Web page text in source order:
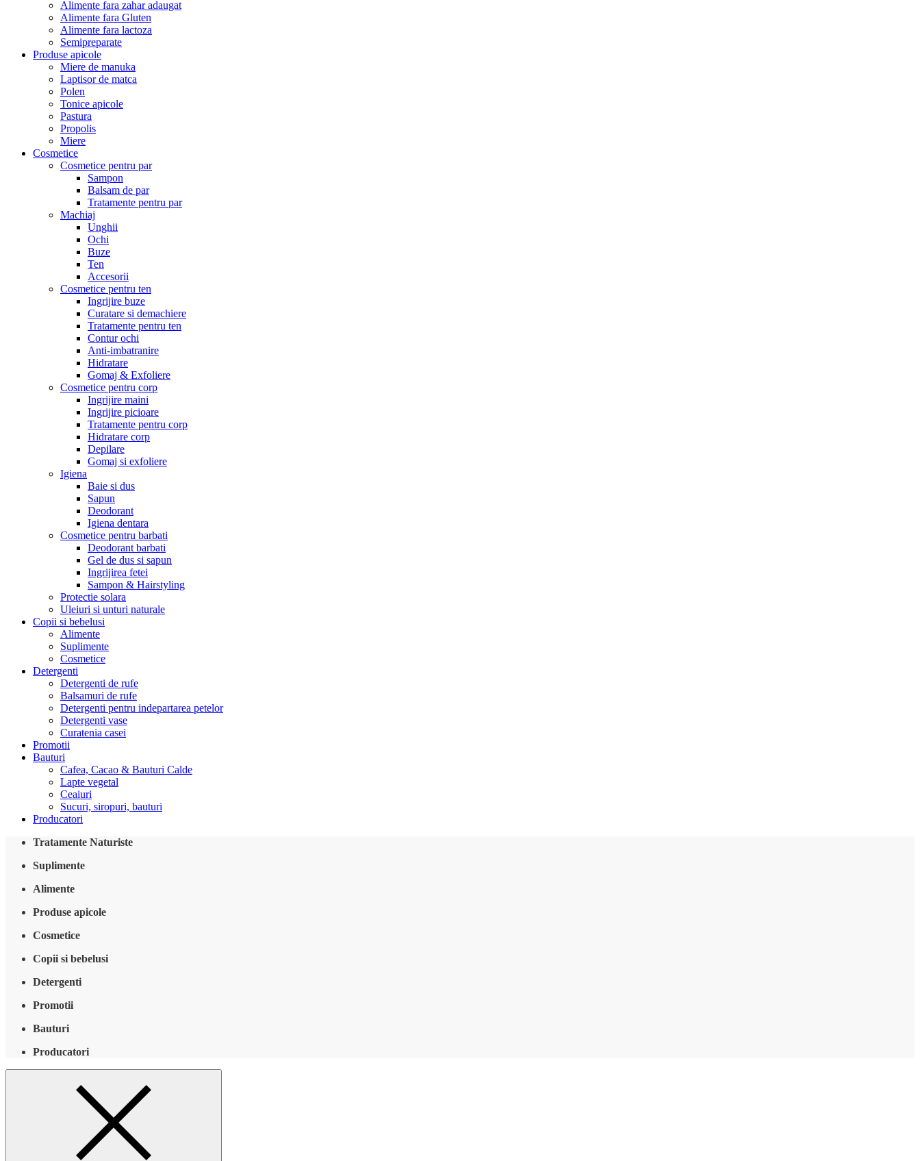
Alimente fara zahar adaugat
Alimente fara Gluten
Alimente fara lactoza
Semipreparate
Produse apicole
Miere de manuka
Laptisor de matca
Polen
Tonice apicole
Pastura
Propolis
Miere
Cosmetice
Cosmetice pentru par
Sampon
Balsam de par
Tratamente pentru par
Machiaj
Unghii
Ochi
Buze
Ten
Accesorii
Cosmetice pentru ten
Ingrijire buze
Curatare si demachiere
Tratamente pentru ten
Contur ochi
Anti-imbatranire
Hidratare
Gomaj & Exfoliere
Cosmetice pentru corp
Ingrijire maini
Ingrijire picioare
Tratamente pentru corp
Hidratare corp
Depilare
Gomaj si exfoliere
Igiena
Baie si dus
Sapun
Deodorant
Igiena dentara
Cosmetice pentru barbati
Deodorant barbati
Gel de dus si sapun
Ingrijirea fetei
Sampon & Hairstyling
Protectie solara
Uleiuri si unturi naturale
Copii si bebelusi
Alimente
Suplimente
Cosmetice
Detergenti
Detergenti de rufe
Balsamuri de rufe
Detergenti pentru indepartarea petelor
Detergenti vase
Curatenia casei
Promotii
Bauturi
Cafea, Cacao & Bauturi Calde
Lapte vegetal
Ceaiuri
Sucuri, siropuri, bauturi
Producatori
Tratamente Naturiste
Suplimente
Alimente
Produse apicole
Cosmetice
Copii si bebelusi
Detergenti
Promotii
Bauturi
Producatori